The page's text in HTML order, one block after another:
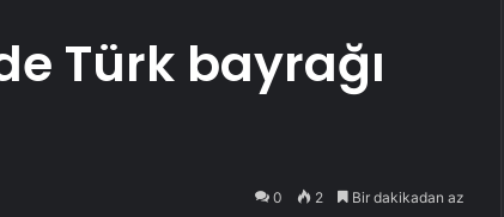
Türk bayrağı
0 2 Bir dakikadan az